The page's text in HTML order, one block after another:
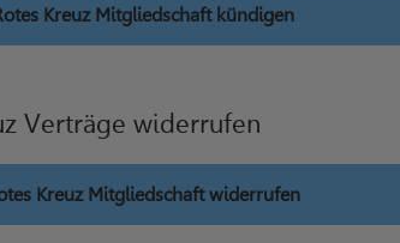
Kreuz Mitgliedschaft kündigen
Verträge widerrufen
Kreuz Mitgliedschaft widerrufen